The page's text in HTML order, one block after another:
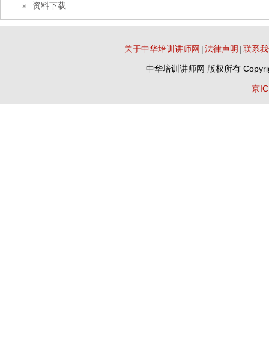
资料下载
关于中华培训讲师网 |法律声明 |联系
中华培训讲师网 版权所有
京